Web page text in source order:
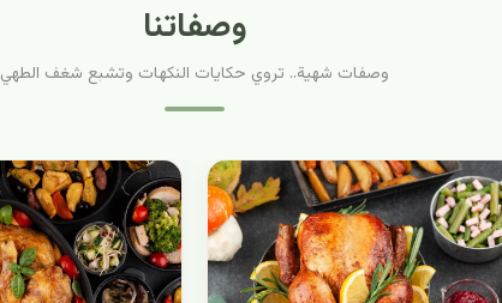
وصفاتنا
وصفات شهية.. تروي حكايات النكهات وتشبع شغف الطهي